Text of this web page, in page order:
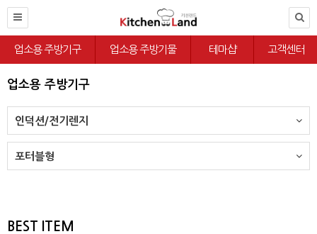
업소용 주방기구 업소용 주방기물 테마샵 고객센터
업소용 주방기구
인덕션/전기렌지
포터블형
BEST ITEM